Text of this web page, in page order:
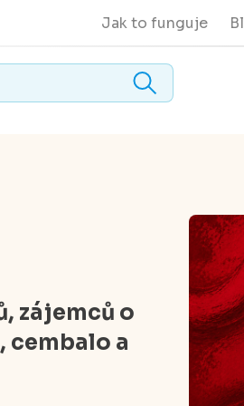
Jak to funguje
zájemců o
cembalo a